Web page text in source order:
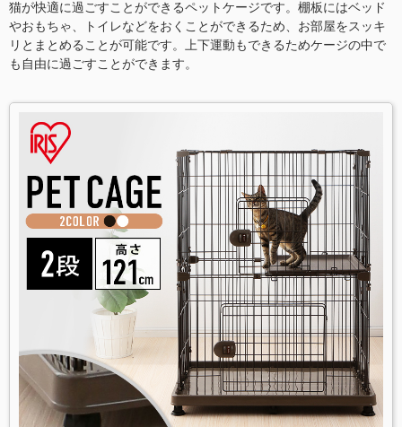
猫が快適に過ごすことができるペットケージです。棚板にはベッド
やおもちゃ、トイレなどをおくことができるため、お部屋をスッキ
リとまとめることが可能です。上下運動もできるためケージの中で
も自由に過ごすことができます。